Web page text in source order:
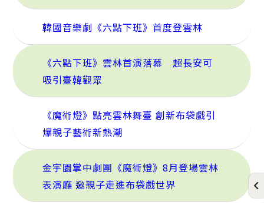
韓國音樂劇《六點下班》首度登雲林
《六點下班》雲林首演落幕 超長安可
吸引臺韓觀眾
《魔術燈》點亮雲林舞臺 創新布袋戲引
爆親子藝術新熱潮
金宇園掌中劇團《魔術燈》8月登場雲林
表演廳 邀親子走進布袋戲世界